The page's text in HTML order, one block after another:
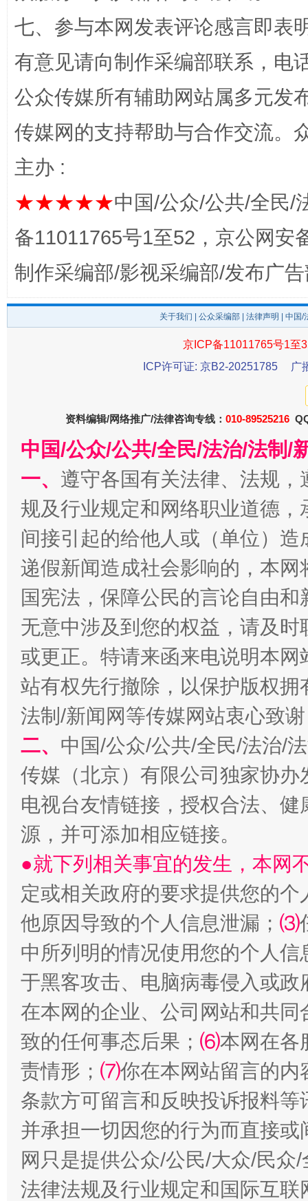
东山县通报“牛蛙产品抗生素超标问题” 法
千年窑火 生生不息 一
揭开“小金库”的免责幌子
受贿1.44亿！段成刚被判无期 从幼
全民健身五年计划来了！等你上场
阿坝州三大球赛在茂县开幕 规模
七、参与本网发表评论感言即表
有意见请向制作采编部联系，电
公众传媒所有辅助网站属多元发
传媒网的支持帮助与合作交流。
主办 :
★★★★★中国/公众/公共/全民/
备11011765号1至52，京公网安
制作采编部/影视采编部/发布广
关于我们 公众采编部 法律声明 | 中国
京ICP备11011765号1至
ICP许可证: 京B2-20251785
广
资料编辑/网络推广/法律咨询专线： 010-89525216
中国/公众/公共/全民/法治/法制/
一、 遵守各国有关法律、法规
规及行业规定和网络职业道德
间接引起的给他人或（单位）
递假新闻造成社会影响的，本
国宪法，保障公民的言论自由
无意中涉及到您的权益，请及
或更正。特请来函来电说明本
站有权先行撤除，以保护版权
法制/新闻网等传媒网站衷心致
二、 中国/公众/公共/全民/法治/
传媒（北京）有限公司独家协
电视台友情链接，授权合法、
源，并可添加相应链接。
●就下列相关事宜的发生，本网
定或相关政府的要求提供您的个
他原因导致的个人信息泄漏； ⑶
中所列明的情况使用您的个人
于黑客攻击、电脑病毒侵入或
在本网的企业、公司网站和共
致的任何事态后果； ⑹本网在各
责情形； ⑺你在本网站留言的内
条款方可留言和反映投诉报料
并承担一切因您的行为而直接
网只是提供公众/公民/大众/民
法律法规及行业规定和国际互